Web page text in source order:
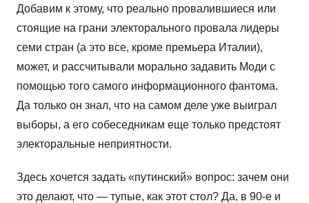
Добавим к этому, что реально провалившиеся или
стоящие на грани электорального провала лидеры
семи стран (а это все, кроме премьера Италии),
может, и рассчитывали морально задавить Моди с
помощью того самого информационного фантома.
Да только он знал, что на самом деле уже выиграл
выборы, а его собеседникам еще только предстоят
электоральные неприятности.
Здесь хочется задать «путинский» вопрос: зачем они
это делают, что — тупые, как этот стол? Да, в 90-е и